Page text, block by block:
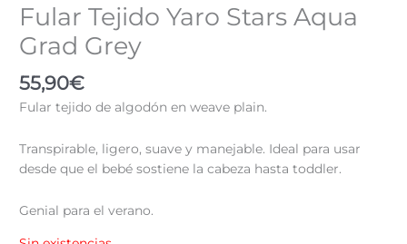
Fular Tejido Yaro Stars Aqua
Grad Grey
55,90€
Fular tejido de algodón en weave plain.
Transpirable, ligero, suave y manejable. Ideal para usar
desde que el bebé sostiene la cabeza hasta toddler.
Genial para el verano.